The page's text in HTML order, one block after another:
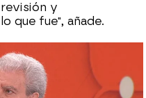
y
que fue", añade.
en directo: El
y autoriza a la